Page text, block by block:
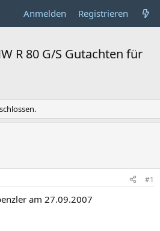
Anmelden Registrieren
R 80 G/S Gutachten für
#1
am 27.09.2007